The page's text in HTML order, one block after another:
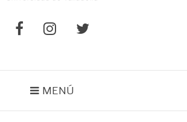
ElementoElementoElemento
MENÚ